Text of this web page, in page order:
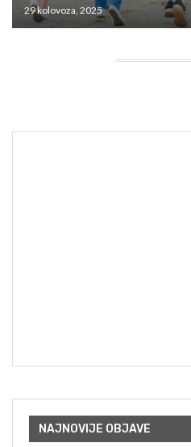
29 kolovoza, 2025
NAJNOVIJE OBJAVE